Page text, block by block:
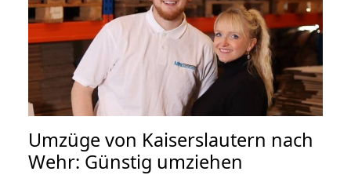
Umzüge von Kaiserslautern nach
Wehr: Günstig umziehen